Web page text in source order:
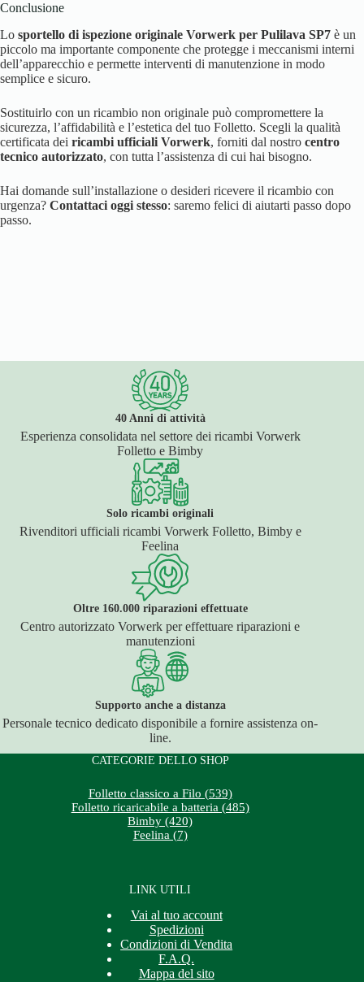
Conclusione
Lo sportello di ispezione originale Vorwerk per Pulilava SP7 è un
piccolo ma importante componente che protegge i meccanismi interni
dell’apparecchio e permette interventi di manutenzione in modo
semplice e sicuro.
Sostituirlo con un ricambio non originale può compromettere la
sicurezza, l’affidabilità e l’estetica del tuo Folletto. Scegli la qualità
certificata dei ricambi ufficiali Vorwerk, forniti dal nostro centro
tecnico autorizzato, con tutta l’assistenza di cui hai bisogno.
Hai domande sull’installazione o desideri ricevere il ricambio con
urgenza? Contattaci oggi stesso: saremo felici di aiutarti passo dopo
passo.
40 Anni di attività
Esperienza consolidata nel settore dei ricambi Vorwerk
Folletto e Bimby
Solo ricambi originali
Rivenditori ufficiali ricambi Vorwerk Folletto, Bimby e
Feelina
Oltre 160.000 riparazioni effettuate
Centro autorizzato Vorwerk per effettuare riparazioni e
manutenzioni
Supporto anche a distanza
Personale tecnico dedicato disponibile a fornire assistenza on-
line.
CATEGORIE DELLO SHOP
Folletto classico a Filo (539)
Folletto ricaricabile a batteria (485)
Bimby (420)
Feelina (7)
LINK UTILI
Vai al tuo account
Spedizioni
Condizioni di Vendita
F.A.Q.
Mappa del sito